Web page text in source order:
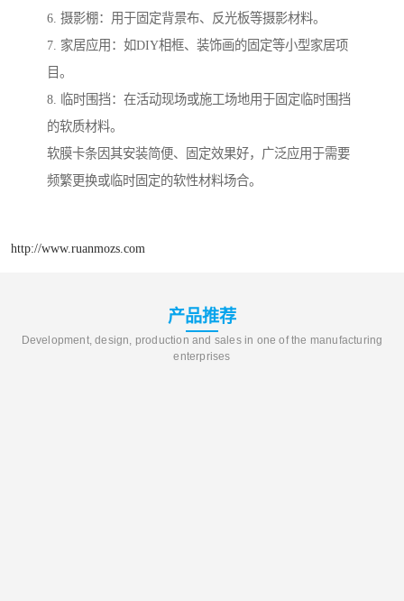
6. 摄影棚：用于固定背景布、反光板等摄影材料。
7. 家居应用：如DIY相框、装饰画的固定等小型家居项
目。
8. 临时围挡：在活动现场或施工场地用于固定临时围挡
的软质材料。
软膜卡条因其安装简便、固定效果好，广泛应用于需要
频繁更换或临时固定的软性材料场合。
http://www.ruanmozs.com
产品推荐
Development, design, production and sales in one of the manufacturing
enterprises